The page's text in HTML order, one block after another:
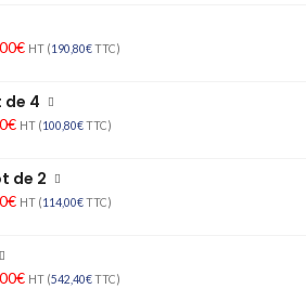
€ HT (190,80€TTC)
de 4
€ HT (100,80€TTC)
de 2
€ HT (114,00€TTC)
€ HT (542,40€TTC)